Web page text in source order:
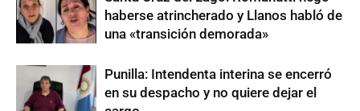
haberse atrincherado y Llanos habló de
una «transición demorada»
Punilla: Intendenta interina se encerró
en su despacho y no quiere dejar el